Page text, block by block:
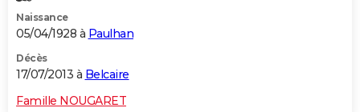
Naissance
05/04/1928 à Paulhan
Décès
17/07/2013 à Belcaire
Famille NOUGARET